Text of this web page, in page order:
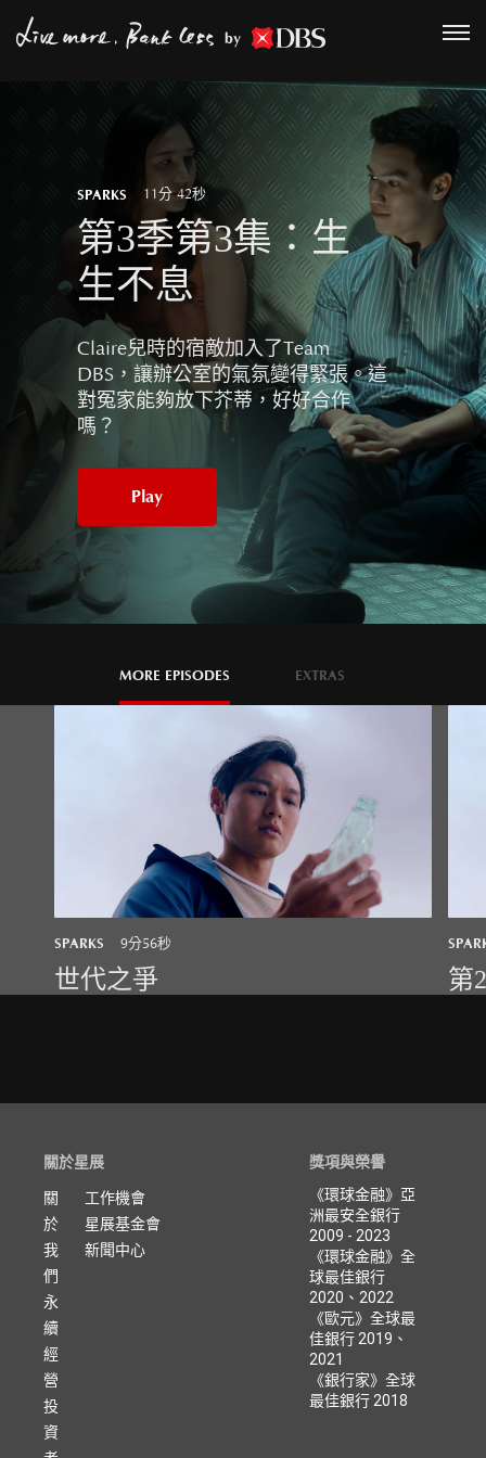
by
SPARKS 11分 42秒
第3季第3集：生
生不息
Claire兒時的宿敵加入了Team
DBS，讓辦公室的氣氛變得緊張。這
對冤家能夠放下芥蒂，好好合作
嗎？
Play
MORE EPISODES EXTRAS
SPARKS 9分56秒
世代之爭 第
關於星展
關
於
我
們
永
續
經
營
投
資
工作機會
星展基金會
新聞中心
獎項與榮譽
《環球金融》亞
洲最安全銀行
2009 - 2023
《環球金融》全
球最佳銀行
2020、2022
《歐元》全球最
佳銀行 2019、
2021
《銀行家》全球
最佳銀行 2018